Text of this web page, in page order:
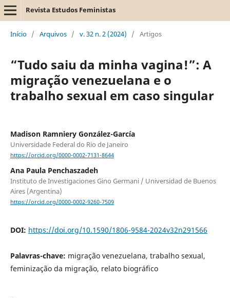
Revista Estudos Feministas
Início / Arquivos / v. 32 n. 2 (2024) / Artigos
“Tudo saiu da minha vagina!”: A
migração venezuelana e o
trabalho sexual em caso singular
Madison Ramniery González-García
Universidade Federal do Rio de Janeiro
https://orcid.org/0000-0002-7131-8644
Ana Paula Penchaszadeh
Instituto de Investigaciones Gino Germani / Universidad de Buenos
Aires (Argentina)
https://orcid.org/0000-0002-9260-7509
DOI: https://doi.org/10.1590/1806-9584-2024v32n291566
Palavras-chave: migração venezuelana, trabalho sexual,
feminização da migração, relato biográfico